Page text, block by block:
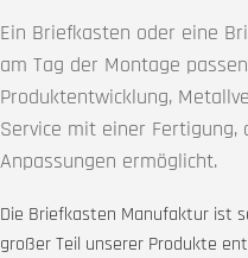
Ein Briefkasten oder eine
am Tag der Montage
Produktentwicklung,
Service mit einer Fertigung,
Anpassungen ermöglicht.
Die Briefkasten Manufaktur ist
großer Teil unserer Produkte